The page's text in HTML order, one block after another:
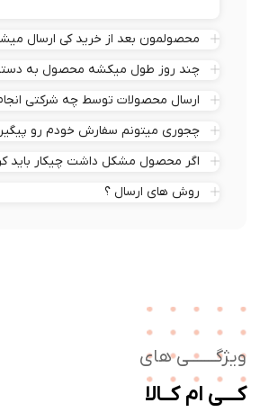
محصولمون بعد از خرید کی ارسال میشه؟
چند روز طول میکشه محصول به دستم
ارسال محصولات توسط چه شرکتی انجام
چجوری میتونم سفارش خودم رو پیگیری
اگر محصول مشکل داشت چیکار باید کرد؟
روش های ارسال ؟
های
ام کــالا